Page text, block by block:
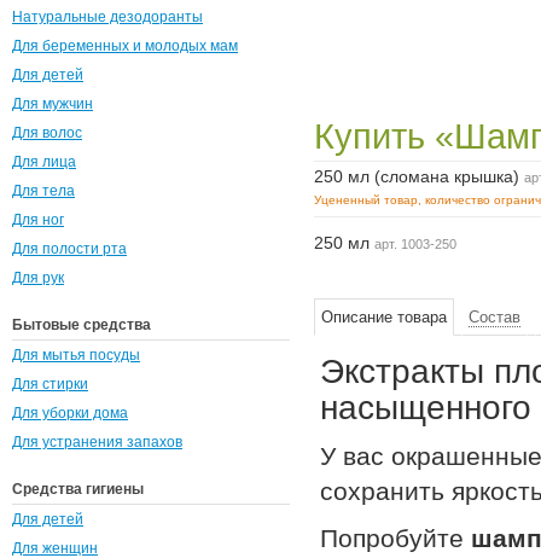
Купить
250 мл (сломана крышка)
Уцененный товар, количество
250 мл арт. 1003-250
Описание товара Состав
Экстракты
насыщенного
У вас
сохранить
Попробуйте
Натуральные дезодоранты
Для беременных и молодых мам
Для детей
Для мужчин
Для волос
Для лица
Для тела
Для ног
Для полости рта
Для рук
Бытовые средства
Для мытья посуды
Для стирки
Для уборки дома
Для устранения запахов
Средства гигиены
Для детей
Для женщин